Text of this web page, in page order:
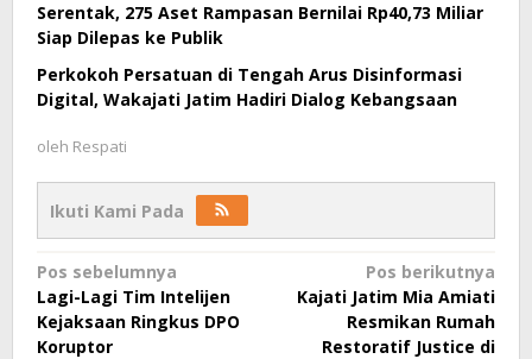
Serentak, 275 Aset Rampasan Bernilai Rp40,73 Miliar
Siap Dilepas ke Publik
Perkokoh Persatuan di Tengah Arus Disinformasi
Digital, Wakajati Jatim Hadiri Dialog Kebangsaan
oleh Respati
Ikuti Kami Pada
Navigasi
pos
Pos sebelumnya
Lagi-Lagi Tim Intelijen
Kejaksaan Ringkus DPO
Koruptor
Pos berikutnya
Kajati Jatim Mia Amiati
Resmikan Rumah
Restoratif Justice di